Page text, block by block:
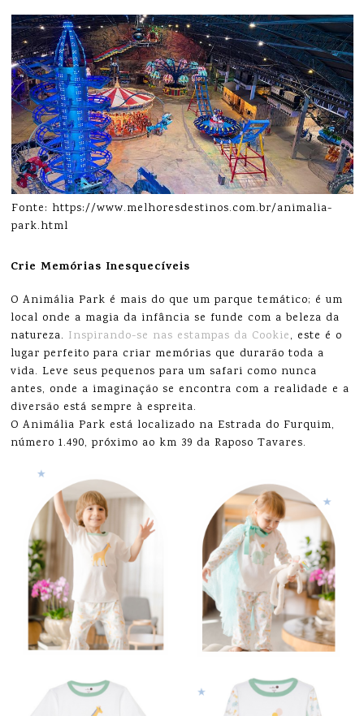
Fonte: https://www.melhoresdestinos.com.br/animalia-
park.html
Crie Memórias Inesquecíveis
O Animália Park é mais do que um parque temático; é um
local onde a magia da infância se funde com a beleza da
natureza. Inspirando-se nas estampas da Cookie, este é o
lugar perfeito para criar memórias que durarão toda a
vida. Leve seus pequenos para um safari como nunca
antes, onde a imaginação se encontra com a realidade e a
diversão está sempre à espreita.
O Animália Park está localizado na Estrada do Furquim,
número 1.490, próximo ao km 39 da Raposo Tavares.